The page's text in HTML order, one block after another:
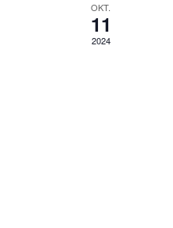
OKT.
11
2024